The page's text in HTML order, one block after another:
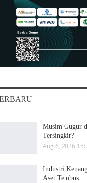
Musim Gugur
Tersingkir?
Aug 6, 2026
Industri
Aset Tembus…